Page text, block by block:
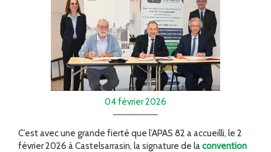
RECRUTEMENT
04 février 2026
C’est avec une grande fierté que l’APAS 82 a accueilli, le 2
février 2026 à Castelsarrasin, la signature de laconvention